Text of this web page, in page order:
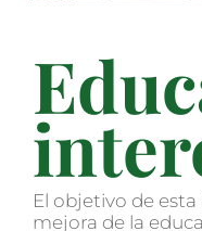
El objetivo de
mejora de la